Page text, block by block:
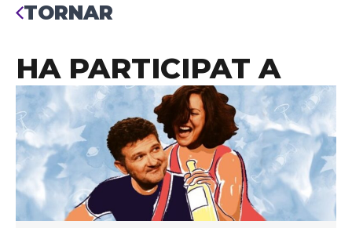
TORNAR
HA PARTICIPAT A